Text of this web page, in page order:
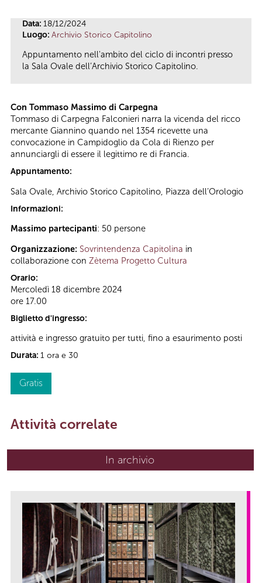
Data: 18/12/2024
Luogo: Archivio Storico Capitolino
Appuntamento nell'ambito del ciclo di incontri presso
la Sala Ovale dell’Archivio Storico Capitolino.
Con Tommaso Massimo di Carpegna
Tommaso di Carpegna Falconieri narra la vicenda del ricco
mercante Giannino quando nel 1354 ricevette una
convocazione in Campidoglio da Cola di Rienzo per
annunciargli di essere il legittimo re di Francia.
Appuntamento:
Sala Ovale, Archivio Storico Capitolino, Piazza dell’Orologio
Informazioni:
Massimo partecipanti: 50 persone
Organizzazione: Sovrintendenza Capitolina in
collaborazione con Zètema Progetto Cultura
Orario:
Mercoledì 18 dicembre 2024
ore 17.00
Biglietto d'ingresso:
attività e ingresso gratuito per tutti, fino a esaurimento posti
Durata: 1 ora e 30
Gratis
Attività correlate
In archivio